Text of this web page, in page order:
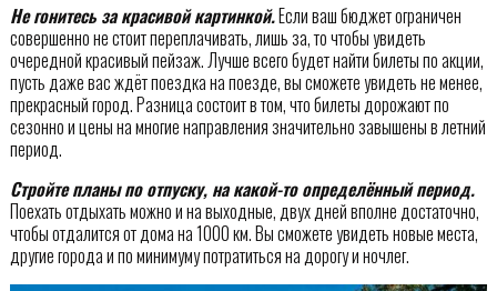
Не гонитесь за красивой картинкой.Если ваш бюджет ограничен
совершенно не стоит переплачивать, лишь за, то чтобы увидеть
очередной красивый пейзаж. Лучше всего будет найти билеты по акции,
пусть даже вас ждёт поездка на поезде, вы сможете увидеть не менее,
прекрасный город. Разница состоит в том, что билеты дорожают по
сезонно и цены на многие направления значительно завышены в летний
период.
Стройте планы по отпуску, на какой-то определённый период.
Поехать отдыхать можно и на выходные, двух дней вполне достаточно,
чтобы отдалится от дома на 1000 км. Вы сможете увидеть новые места,
другие города и по минимуму потратиться на дорогу и ночлег.